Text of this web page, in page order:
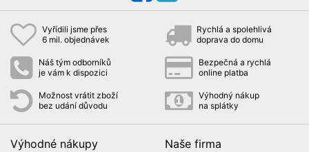
Vyřídili jsme přes
6 mil. objednávek
Rychlá a spolehlivá
doprava do domu
Náš tým odborníků
je vám k dispozici
Bezpečná a rychlá
online platba
Možnost vrátit zboží
bez udání důvodu
Výhodný nákup
na splátky
Výhodné nákupy Naše firma